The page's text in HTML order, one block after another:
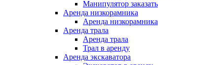
Манипулятор заказать
Аренда низкорамника
Аренда низкорамника
Аренда трала
Аренда трала
Трал в аренду
Аренда экскаватора